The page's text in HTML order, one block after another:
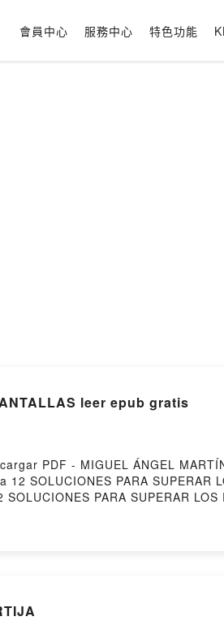
會員中心 服務中心 特色功能
leer epub gratis
PDF - MIGUEL ÁNGEL
PARA SUPERAR
PARA SUPERAR LOS
MIGUEL ÁNGEL
MIGUEL ÁNGEL